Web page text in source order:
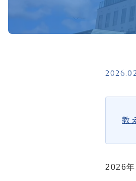
膝周囲骨切り術につ
施設内ボーンバン
広報誌・SNS
教
2026